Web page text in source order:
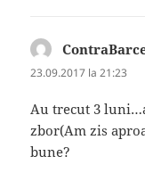
23.09.2017 la 21:23
Au trecut 3
zbor(Am zis
bune?